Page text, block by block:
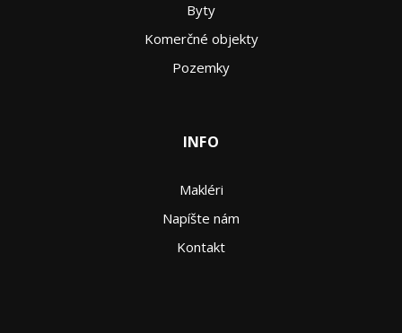
Byty
Komerčné objekty
Pozemky
INFO
Makléri
Napíšte nám
Kontakt